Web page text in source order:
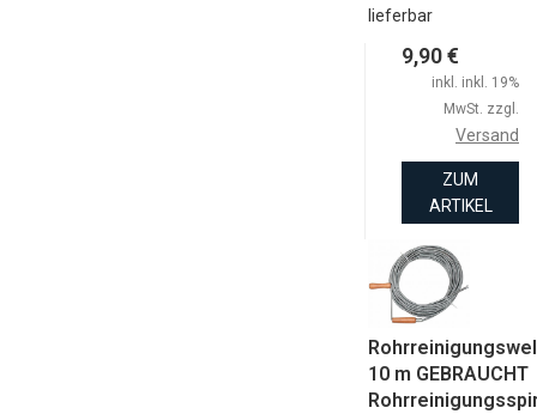
lieferbar
9,90 €
inkl. inkl. 19%
MwSt. zzgl.
Versand
ZUM
ARTIKEL
10 m GEBRAUCHT